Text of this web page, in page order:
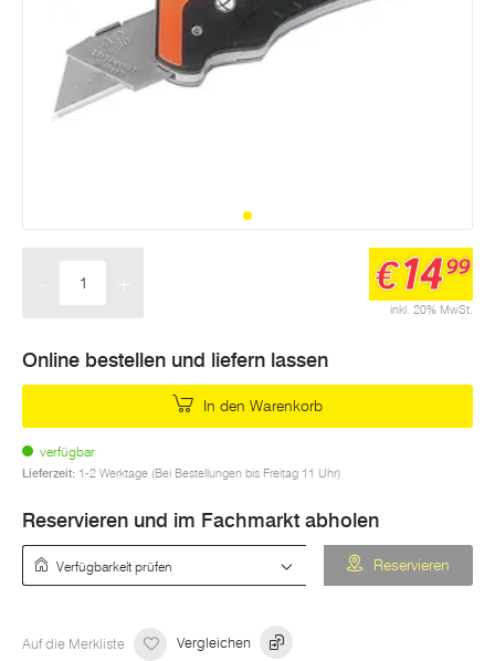
inkl. 20% MwSt.
€1499
Online bestellen und liefern lassen
In den Warenkorb
verfügbar
Lieferzeit: 1-2 Werktage (Bei Bestellungen bis Freitag 11 Uhr)
Reservieren und im Fachmarkt abholen
Reservieren
Auf die Merkliste Vergleichen